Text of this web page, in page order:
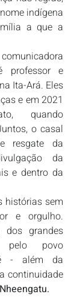
indígena
a que a
professor e
Ita-Ará. Eles
e em 2021
quando
o casal
resgate da
da
e dentro da
histórias sem
e orgulho.
grandes
pelo povo
- além da
continuidade
Nheengatu.